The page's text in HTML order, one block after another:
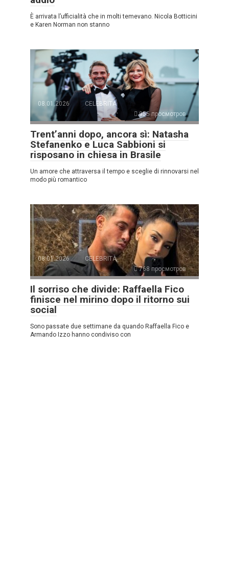
È arrivata l’ufficialità che in molti temevano. Nicola Botticini
e Karen Norman non stanno
08.01.2026
CELEBRITÀ
955 просмотров
Trent’anni dopo, ancora sì: Natasha
Stefanenko e Luca Sabbioni si
risposano in chiesa in Brasile
Un amore che attraversa il tempo e sceglie di rinnovarsi nel
modo più romantico
08.01.2026
CELEBRITÀ
768 просмотров
Il sorriso che divide: Raffaella Fico
finisce nel mirino dopo il ritorno sui
social
Sono passate due settimane da quando Raffaella Fico e
Armando Izzo hanno condiviso con